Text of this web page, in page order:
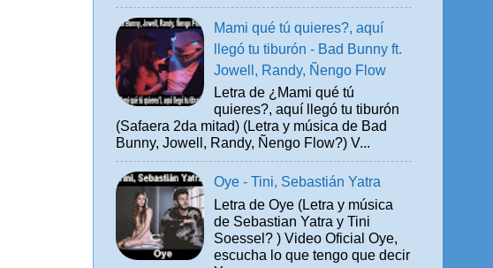
Mami qué tú quieres?, aquí
llegó tu tiburón - Bad Bunny ft.
Jowell, Randy, Ñengo Flow
Letra de ¿Mami qué tú
quieres?, aquí llegó tu tiburón
(Safaera 2da mitad) (Letra y música de Bad
Bunny, Jowell, Randy, Ñengo Flow?) V...
Oye - Tini, Sebastián Yatra
Letra de Oye (Letra y música
de Sebastian Yatra y Tini
Soessel? ) Video Oficial Oye,
escucha lo que tengo que decir